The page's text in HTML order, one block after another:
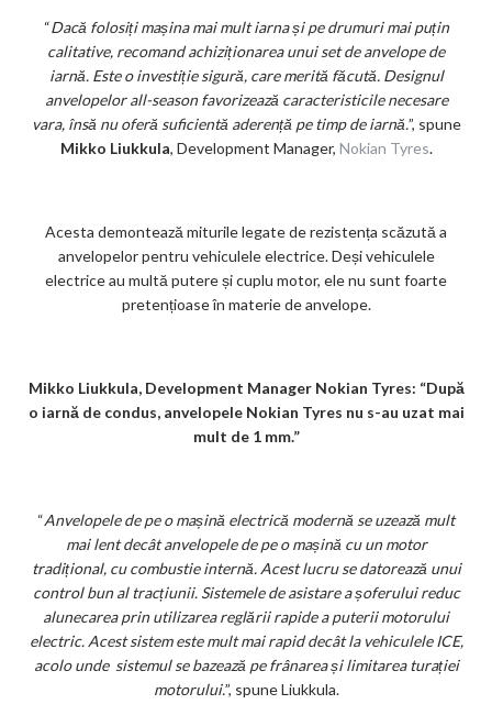
“Dacă folosiți mașina mai mult iarna și pe drumuri mai puțin
calitative, recomand achiziționarea unui set de anvelope de
iarnă. Este o investiție sigură, care merită făcută. Designul
anvelopelor all-season favorizează caracteristicile necesare
vara, însă nu oferă suficientă aderență pe timp de iarnă.”, spune
Mikko Liukkula, Development Manager, Nokian Tyres.
Acesta demontează miturile legate de rezistența scăzută a
anvelopelor pentru vehiculele electrice. Deși vehiculele
electrice au multă putere și cuplu motor, ele nu sunt foarte
pretențioase în materie de anvelope.
Mikko Liukkula, Development Manager Nokian Tyres: “După
o iarnă de condus, anvelopele Nokian Tyres nu s-au uzat mai
mult de 1 mm.”
“Anvelopele de pe o mașină electrică modernă se uzează mult
mai lent decât anvelopele de pe o mașină cu un motor
tradițional, cu combustie internă. Acest lucru se datorează unui
control bun al tracțiunii. Sistemele de asistare a șoferului reduc
alunecarea prin utilizarea reglării rapide a puterii motorului
electric. Acest sistem este mult mai rapid decât la ​​vehiculele ICE,
acolo unde sistemul se bazează pe frânarea și limitarea turației
motorului.”, spune Liukkula.